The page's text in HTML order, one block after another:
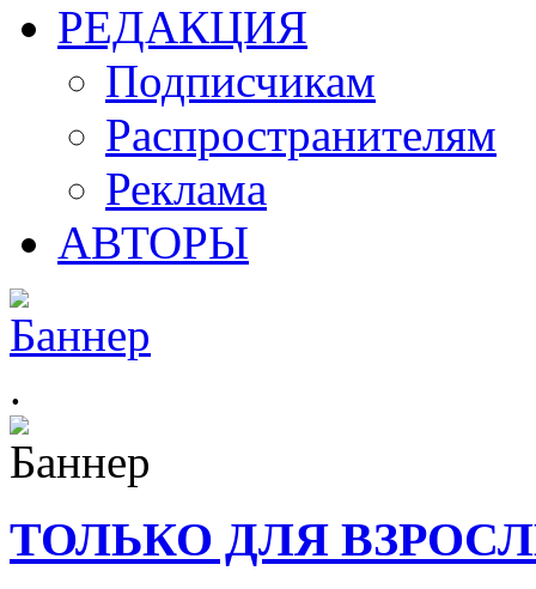
РЕДАКЦИЯ
Подписчикам
Распространителям
Реклама
АВТОРЫ
.
ТОЛЬКО ДЛЯ